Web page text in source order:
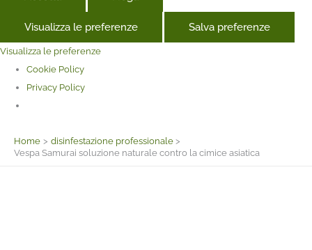
Visualizza le preferenze Salva preferenze
Visualizza le preferenze
Cookie Policy
Privacy Policy
Home
disinfestazione professionale
Vespa Samurai soluzione naturale contro la cimice asiatica